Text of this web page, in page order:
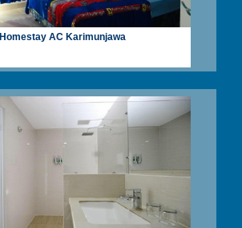
Homestay AC Karimunjawa